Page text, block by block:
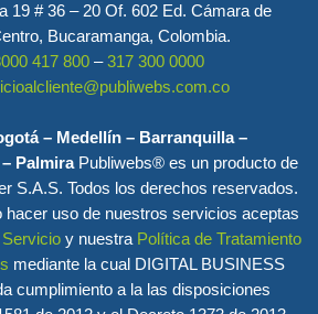
19 # 36 – 20 Of. 602 Ed. Cámara de
Bucaramanga, Colombia.
417 800 –317 300 0000
– Medellín – Barranquilla –
PalmiraPubliwebs® es un producto de
S.A.S. Todos los derechos reservados.
hacer uso de nuestros servicios aceptas
y nuestra Política de Tratamiento
mediante la cual DIGITAL BUSINESS
cumplimiento a la las disposiciones